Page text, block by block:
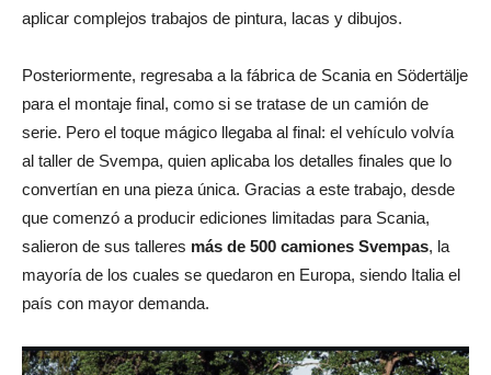
aplicar complejos trabajos de pintura, lacas y dibujos.
Posteriormente, regresaba a la fábrica de Scania en Södertälje
para el montaje final, como si se tratase de un camión de
serie. Pero el toque mágico llegaba al final: el vehículo volvía
al taller de Svempa, quien aplicaba los detalles finales que lo
convertían en una pieza única. Gracias a este trabajo, desde
que comenzó a producir ediciones limitadas para Scania,
salieron de sus talleres más de 500 camiones Svempas, la
mayoría de los cuales se quedaron en Europa, siendo Italia el
país con mayor demanda.